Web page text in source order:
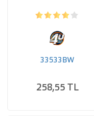
33533BW
258,55 TL